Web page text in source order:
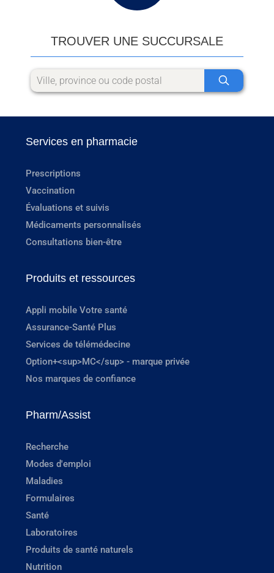
TROUVER UNE SUCCURSALE
Services en pharmacie
Prescriptions
Vaccination
Évaluations et suivis
Médicaments personnalisés
Consultations bien-être
Produits et ressources
Appli mobile Votre santé
Assurance-Santé Plus
Services de télémédecine
Option+<sup>MC</sup> - marque privée
Nos marques de confiance
Pharm/Assist
Recherche
Modes d'emploi
Maladies
Formulaires
Santé
Laboratoires
Produits de santé naturels
Nutrition